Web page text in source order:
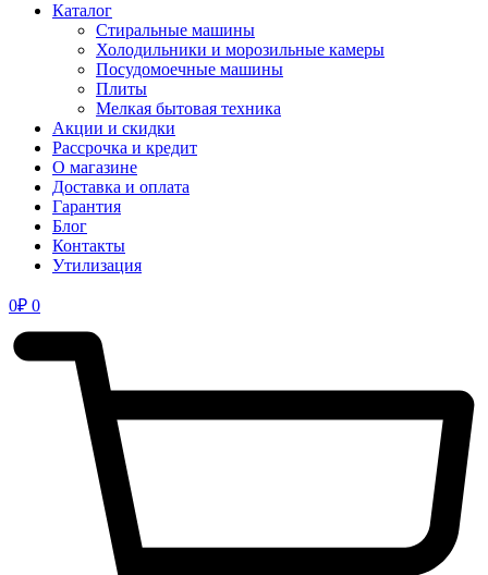
Каталог
Стиральные машины
Холодильники и морозильные камеры
Посудомоечные машины
Плиты
Мелкая бытовая техника
Акции и скидки
Рассрочка и кредит
О магазине
Доставка и оплата
Гарантия
Блог
Контакты
Утилизация
0₽ 0